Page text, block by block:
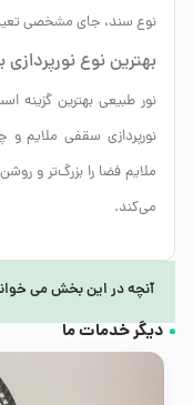
نوع سند، جای مشخصی
بهترین نوع
نور طبیعی بهترین گزینه
ملایم فضا را بزرگ‌تر و
می‌کند.
آنچه در این بخش می
دیگر خدمات ما